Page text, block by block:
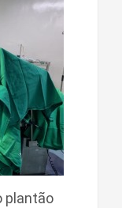
plantão